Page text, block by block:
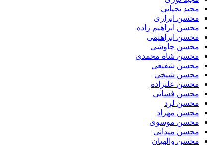
مجید یحیایی
محسن ابراری
محسن ابراهیم زاده
محسن ابراهیمی
محسن چاوشی
محسن شاه محمدی
محسن شفیعی
محسن شیخی
محسن علیزاده
محسن فسایی
محسن لرد
محسن مهراد
محسن موسوی
محسن میدانی
محسن والهیان